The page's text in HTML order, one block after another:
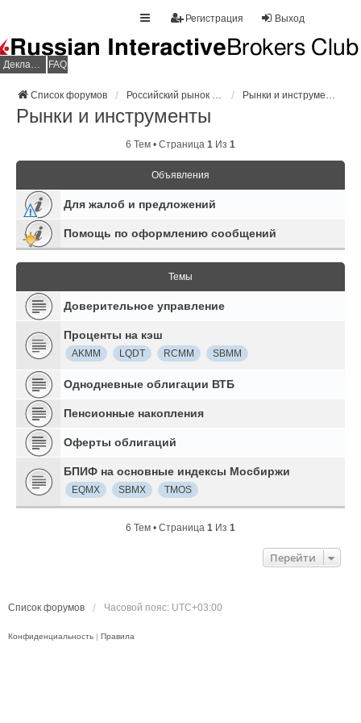
Выход
Регистрация
Декларация НДФЛ FAQ
Список форумов Российский рынок изнутри Рынки и инструменты
Рынки и инструменты
6 Тем • Страница 1 Из 1
Объявления
Для жалоб и предложений
Помощь по оформлению сообщений
Темы
Доверительное управление
Проценты на кэш
AKMM LQDT RCMM SBMM
Однодневные облигации ВТБ
Пенсионные накопления
Оферты облигаций
БПИФ на основные индексы Мосбиржи
EQMX SBMX TMOS
6 Тем • Страница 1 Из 1
Перейти
Список форумов Часовой пояс: UTC+03:00
Конфиденциальность | Правила